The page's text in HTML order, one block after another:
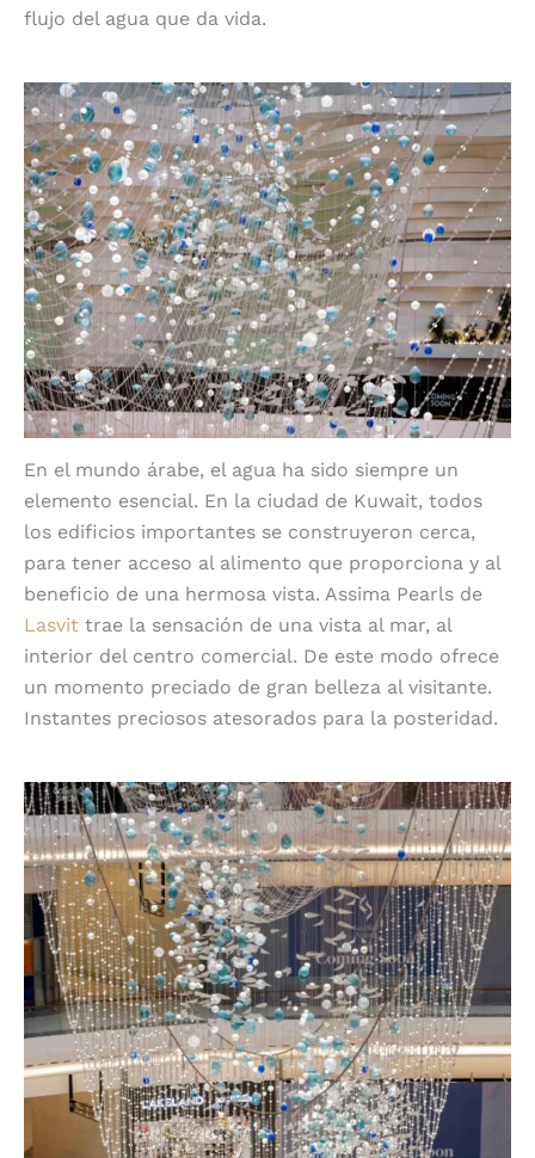
flujo del agua que da vida.
En el mundo árabe, el agua ha sido siempre un
elemento esencial. En la ciudad de Kuwait, todos
los edificios importantes se construyeron cerca,
para tener acceso al alimento que proporciona y al
beneficio de una hermosa vista. Assima Pearls de
Lasvit trae la sensación de una vista al mar, al
interior del centro comercial. De este modo ofrece
un momento preciado de gran belleza al visitante.
Instantes preciosos atesorados para la posteridad.